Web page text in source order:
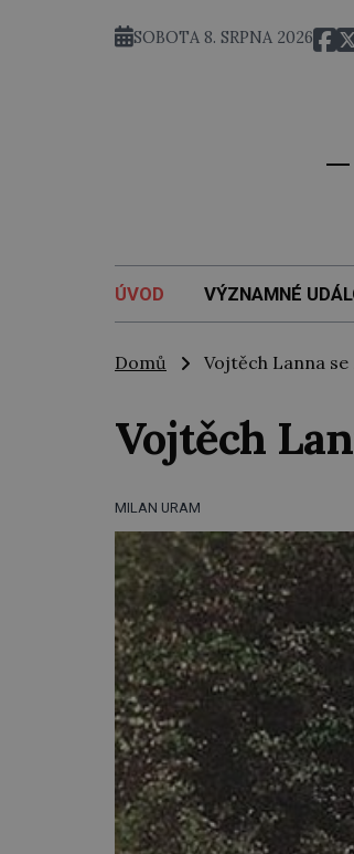
SOBOTA 8. SRPNA 2026
ÚVOD VÝZNAMNÉ
Domů Vojtěch Lanna
Vojtěch
MILAN URAM